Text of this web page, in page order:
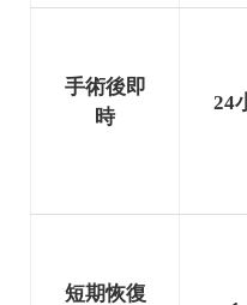
手術後即
時
24
短期恢復